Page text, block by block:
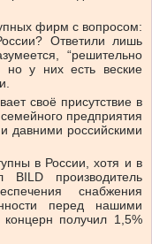
фирм с вопросом:
Ответили лишь
“решительно
но у них есть веские
своё присутствие в
предприятия
давними российскими
в России, хотя и в
производитель
снабжения
перед нашими
получил 1,5%